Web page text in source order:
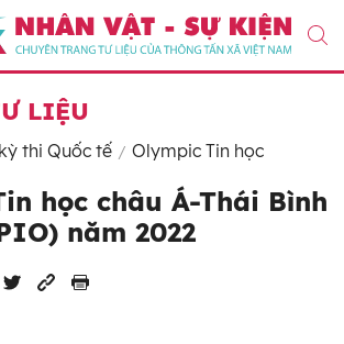
LIỆU
thi Quốc tế Olympic Tin học
học châu Á-Thái Bình
năm 2022